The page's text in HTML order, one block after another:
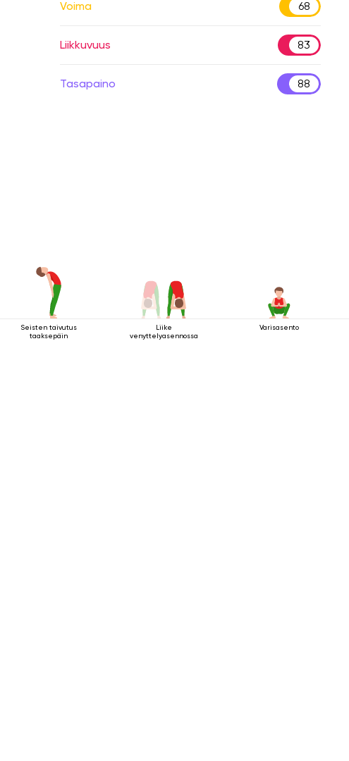
Voima 68
Liikkuvuus 83
Tasapaino 88
Seisten taivutus
taaksepäin
Liike
venyttelyasennossa
Varisasento